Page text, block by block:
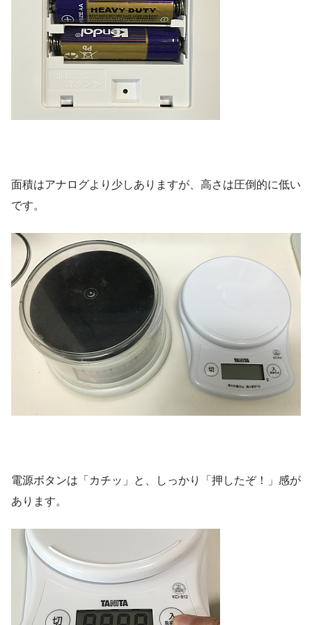
面積はアナログより少しありますが、高さは圧倒的に低い
です。
電源ボタンは「カチッ」と、しっかり「押したぞ！」感が
あります。